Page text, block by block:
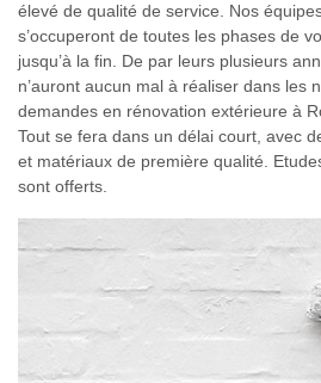
élevé de qualité de service. Nos
s’occuperont de toutes les phases de
jusqu’à la fin. De par leurs plusieurs
n’auront aucun mal à réaliser dans les
demandes en rénovation extérieure à
Tout se fera dans un délai court, avec
et matériaux de première qualité.
sont offerts.